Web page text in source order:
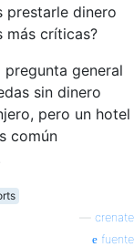
prestarle dinero
más críticas?
pregunta general
sin dinero
pero un hotel
común
crenate
fuente